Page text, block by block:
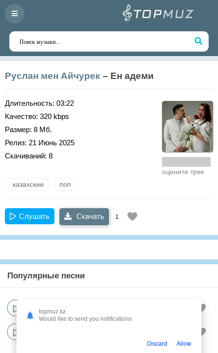
Руслан мен Айчурек – Ен адеми
Длительность: 03:22
Качество: 320 kbps
Размер: 8 Мб.
Релиз: 21 Июнь 2025
Скачиваний: 8
оцените трек
казахские поп
Слушать Скачать 1
Популярные песни
Есилдин кузги кешинде
topmuz.kz
Would like to send you notifications
Discard Allow